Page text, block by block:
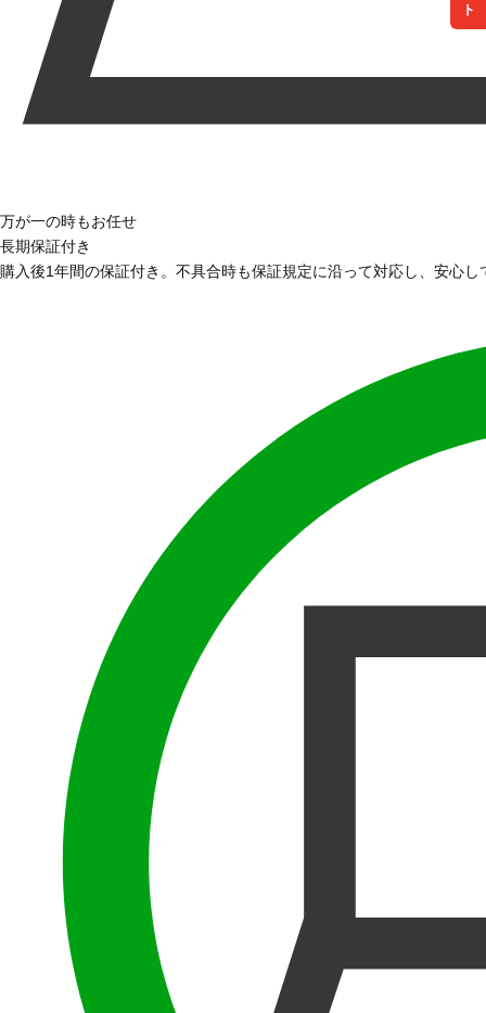
万が一の時もお任せ
長期保証付き
購入後1年間の保証付き。不具合時も保証規定に沿って対応し、安心